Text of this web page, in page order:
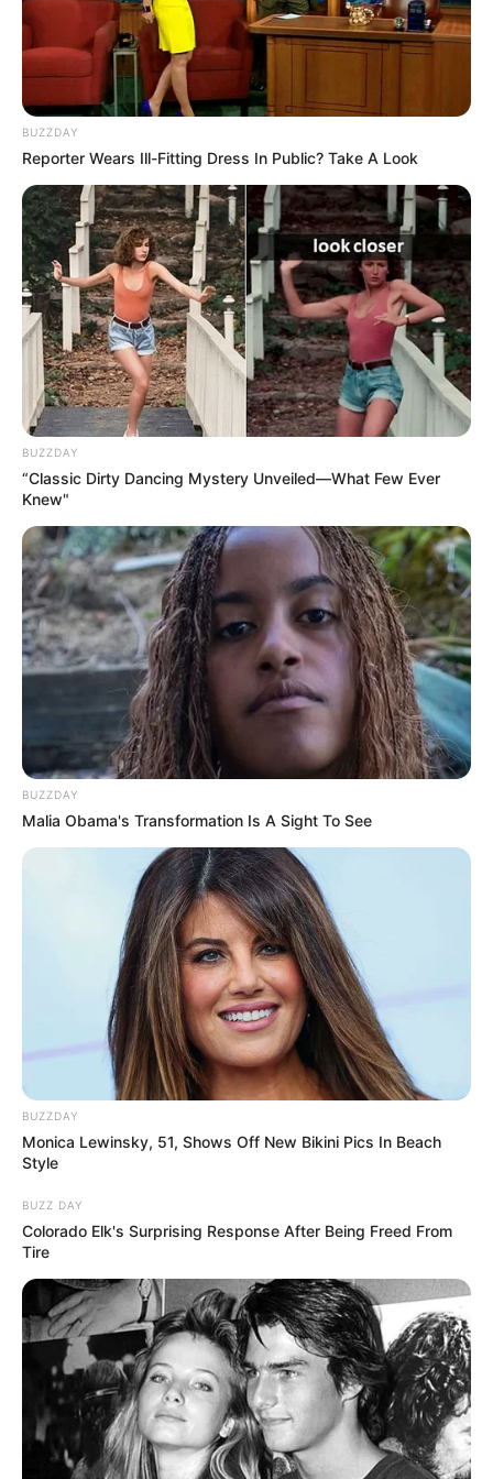
Endrju Robertson përjetoi një mbrëmje të veçantë, ndërsa
historia e tij është e pabesueshme. 25-vjeçari i krahut të
majtë të mbrojtjes është ndër më të mirët në Europë për
Tifozët e adhurojnë, ndërsa kopi i Liverpulit i ka kushtuar
një kor. Robertson është dhe kapiteni i Skocisë. Vjet
dështoi të triumfonte në finalen përballë Realit, por këtë vit
ia doli të ngjitej në majë bashkë më shokët e tij.
E çuditshme se si të merr rrjedha e jetës, pasi skocezi
BUZZDAY
Reporter Wears Ill-Fitting Dress In Public? Take A Look
BUZZDAY
“Classic Dirty Dancing Mystery Unveiled—What Few Ever
Knew"
BUZZDAY
Malia Obama's Transformation Is A Sight To See
BUZZDAY
Monica Lewinsky, 51, Shows Off New Bikini Pics In Beach
Style
BUZZ DAY
Colorado Elk's Surprising Response After Being Freed From
Tire